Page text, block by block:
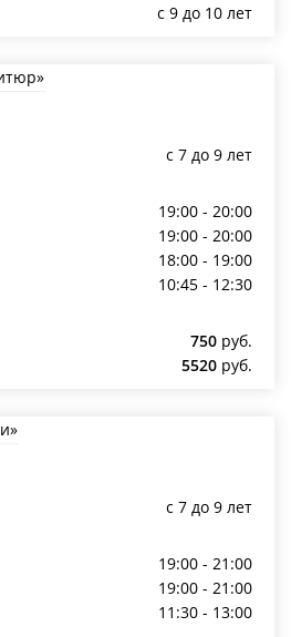
c 9 до 10 лет
c 7 до 9 лет
19:00 - 20:00
19:00 - 20:00
18:00 - 19:00
10:45 - 12:30
750 руб.
5520 руб.
c 7 до 9 лет
19:00 - 21:00
19:00 - 21:00
11:30 - 13:00